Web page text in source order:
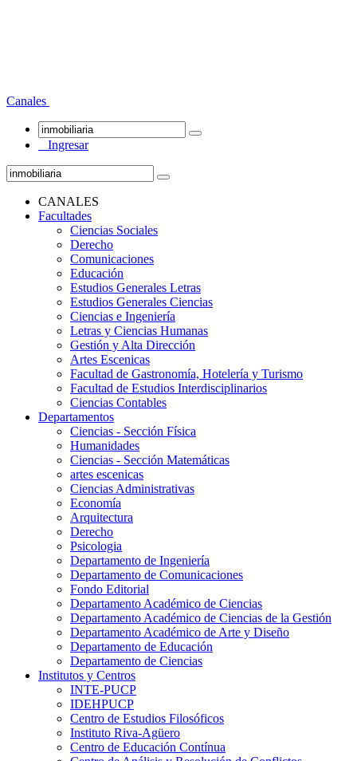
Canales
Ingresar
CANALES
Facultades
Ciencias Sociales
Derecho
Comunicaciones
Educación
Estudios Generales Letras
Estudios Generales Ciencias
Ciencias e Ingeniería
Letras y Ciencias Humanas
Gestión y Alta Dirección
Artes Escenicas
Facultad de Gastronomía, Hotelería y Turismo
Facultad de Estudios Interdisciplinarios
Ciencias Contables
Departamentos
Ciencias - Sección Física
Humanidades
Ciencias - Sección Matemáticas
artes escenicas
Ciencias Administrativas
Economía
Arquitectura
Derecho
Psicologia
Departamento de Ingeniería
Departamento de Comunicaciones
Fondo Editorial
Departamento Académico de Ciencias
Departamento Académico de Ciencias de la Gestión
Departamento Académico de Arte y Diseño
Departamento de Educación
Departamento de Ciencias
Institutos y Centros
INTE-PUCP
IDEHPUCP
Centro de Estudios Filosóficos
Instituto Riva-Agüero
Centro de Educación Contínua